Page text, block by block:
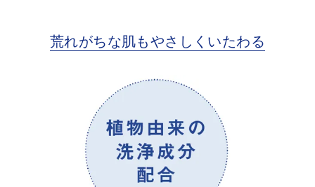
荒れがちな肌もやさしくいたわる